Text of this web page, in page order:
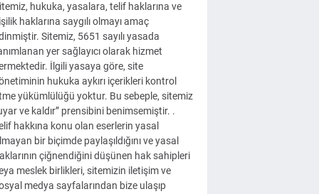
hukuka, yasalara, telif haklarına ve
haklarına saygılı olmayı amaç
Sitemiz, 5651 sayılı yasada
yer sağlayıcı olarak hizmet
İlgili yasaya göre, site
hukuka aykırı içerikleri kontrol
yükümlülüğü yoktur. Bu sebeple, sitemiz
ve kaldır” prensibini benimsemiştir. .
hakkına konu olan eserlerin yasal
bir biçimde paylaşıldığını ve yasal
çiğnendiğini düşünen hak sahipleri
meslek birlikleri, sitemizin iletişim ve
medya sayfalarından bize ulaşıp